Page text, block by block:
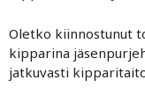
Oletko kiinnostunut
kipparina
jatkuvasti